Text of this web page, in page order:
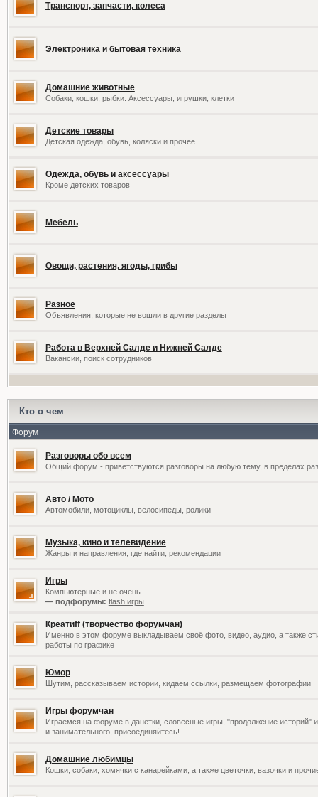
Транспорт, запчасти, колеса
Электроника и бытовая техника
Домашние животные
Собаки, кошки, рыбки. Аксессуары, игрушки, клетки
Детские товары
Детская одежда, обувь, коляски и прочее
Одежда, обувь и аксессуары
Кроме детских товаров
Мебель
Овощи, растения, ягоды, грибы
Разное
Объявления, которые не вошли в другие разделы
Работа в Верхней Салде и Нижней Салде
Вакансии, поиск сотрудников
Кто о чем
Форум
Разговоры обо всем
Общий форум - приветствуются разговоры на любую тему, в пределах
Авто / Мото
Автомобили, мотоциклы, велосипеды, ролики
Музыка, кино и телевидение
Жанры и направления, где найти, рекомендации
Игры
Компьютерные и не очень
— подфорумы: flash игры
Креатиff (творчество форумчан)
Именно в этом форуме выкладываем своё фото, видео, аудио, а также
работы по графике
Юмор
Шутим, рассказываем истории, кидаем ссылки, размещаем фотографии
Игры форумчан
Играемся на форуме в данетки, словесные игры, "продолжение историй"
и занимательного, присоединяйтесь!
Домашние любимцы
Кошки, собаки, хомячки с канарейками, а также цветочки, вазочки и